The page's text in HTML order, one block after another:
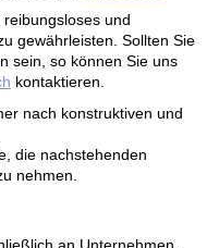
Sie demImpressum
ein reibungsloses und
zu gewährleisten.
sein, so können Sie
nach konstruktiven
Sie, die nachstehenden
zu nehmen.